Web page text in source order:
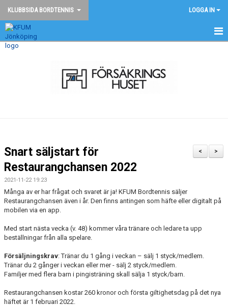
KLUBBSIDA BORDTENNIS LOGGA IN
BORDTENNIS - START
DOKUMENT
ANMÄLAN
>
<
Snart säljstart för
Restaurangchansen 2022
2021-11-22 19:23
Många av er har frågat och svaret är ja! KFUM Bordtennis säljer
Restaurangchansen även i år. Den finns antingen som häfte eller digitalt på
mobilen via en app.
Med start nästa vecka (v. 48) kommer våra tränare och ledare ta upp
beställningar från alla spelare.
Försäljningskrav: Tränar du 1 gång i veckan – sälj 1 styck/medlem.
Tränar du 2 gånger i veckan eller mer - sälj 2 styck/medlem.
Familjer med flera barn i pingisträning skall sälja 1 styck/barn.
Restaurangchansen kostar 260 kronor och första giltighetsdag på det nya
häftet är 1 februari 2022.